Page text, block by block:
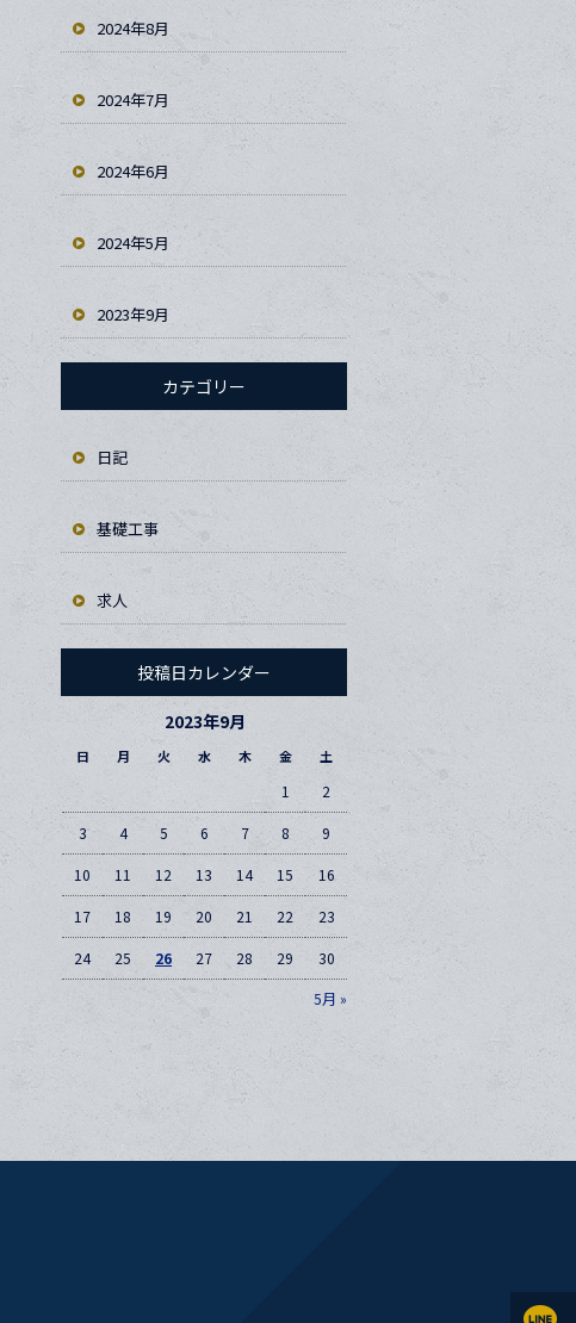
2024年8月
2024年7月
2024年6月
2024年5月
2023年9月
カテゴリー
日記
基礎工事
求人
投稿日カレンダー
2023年9月
日 月 火 水 木 金 土
5月 »
1 2
3 4 5 6 7 8 9
10 11 12 13 14 15 16
17 18 19 20 21 22 23
24 25 26 27 28 29 30